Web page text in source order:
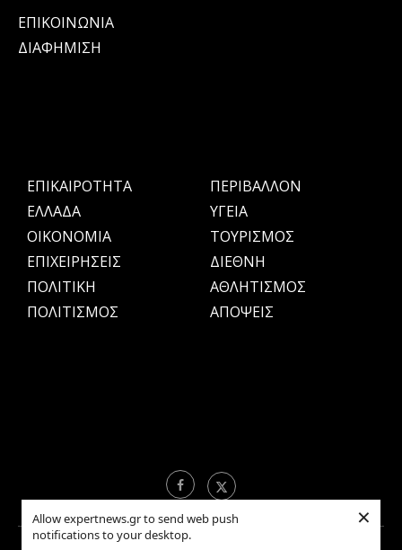
Allow expertnews.gr to send web push
notifications to your desktop.
×
ΕΠΙΚΟΙΝΩΝΙΑ
ΔΙΑΦΗΜΙΣΗ
ΕΠΙΚΑΙΡΟΤΗΤΑ
ΕΛΛΑΔΑ
OIKONOMIA
ΕΠΙΧΕΙΡΗΣΕΙΣ
ΠΟΛΙΤΙΚΗ
ΠΟΛΙΤΙΣΜΟΣ
ΠΕΡΙΒΑΛΛΟΝ
ΥΓΕΙΑ
ΤΟΥΡΙΣΜΟΣ
ΔΙΕΘΝΗ
ΑΘΛΗΤΙΣΜΟΣ
ΑΠΟΨΕΙΣ